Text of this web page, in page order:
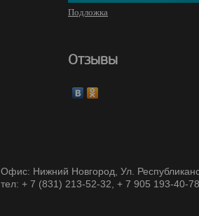
Подложка
Отзывы
Офис: Нижний Новгород, Ул.
тел: + 7 (831) 213-52-32, + 7 905 193-40-